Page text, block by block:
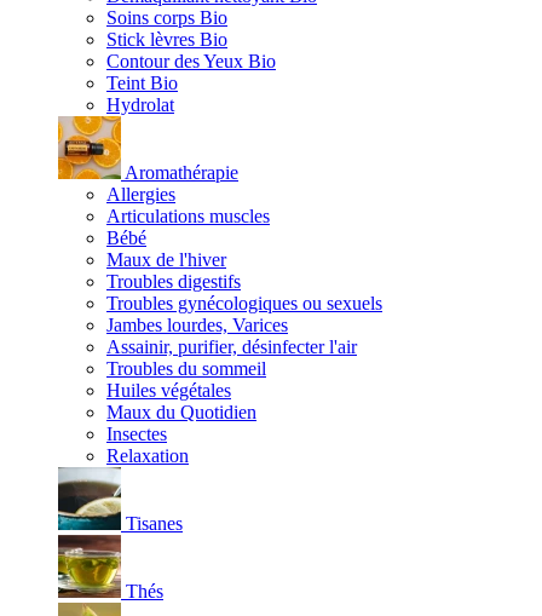
Soins corps Bio
Stick lèvres Bio
Contour des Yeux Bio
Teint Bio
Hydrolat
Aromathérapie
Allergies
Articulations muscles
Bébé
Maux de l'hiver
Troubles digestifs
Troubles gynécologiques ou sexuels
Jambes lourdes, Varices
Assainir, purifier, désinfecter l'air
Troubles du sommeil
Huiles végétales
Maux du Quotidien
Insectes
Relaxation
Tisanes
Thés